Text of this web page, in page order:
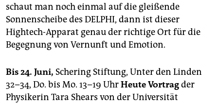
schaut man noch einmal auf die gleißende
Sonnenscheibe des DELPHI, dann ist dieser
Hightech-Apparat genau der richtige Ort für die
Begegnung von Vernunft und Emotion.
Bis 24. Juni, Schering Stiftung, Unter den Linden
32–34, Do. bis Mo. 13–19 UhrHeute Vortragder
Physikerin Tara Shears von der Universität